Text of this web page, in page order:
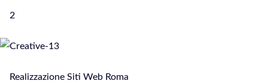
2
Realizzazione Siti Web Roma